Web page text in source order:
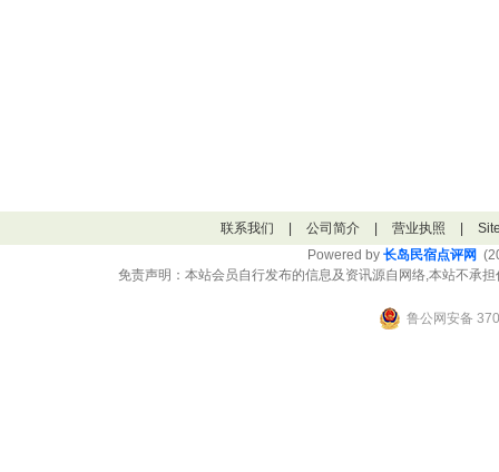
联系我们 公司简介 营业执照
Powered by 长岛民宿点评网
免责声明：本站会员自行发布的信息及资讯源自网络,本站不承
鲁公网安备